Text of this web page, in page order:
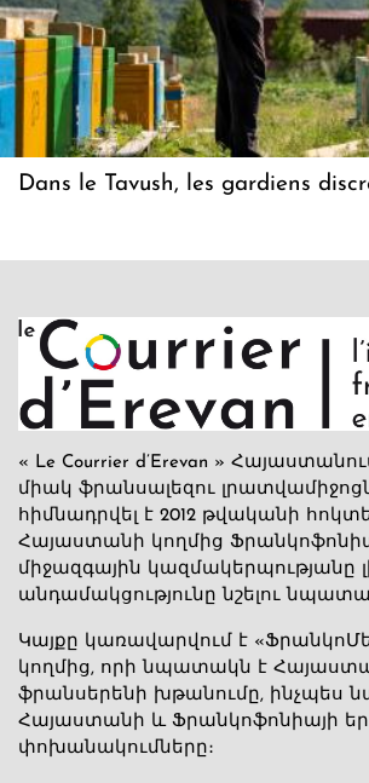
Dans le Tavush, les gardiens
« Le Courrier d’Erevan »
միակ ֆրանսալեզու լրատվամիջոցն
հիմնադրվել է 2012 թվականի
Հայաստանի կողմից
միջազգային կազմակերպությանը
անդամակցությունը նշելու
Կայքը կառավարվում է
կողմից, որի նպատակն է
ֆրանսերենի խթանումը, ինչպես
Հայաստանի և Ֆրանկոֆոնիայի
փոխանակումները։